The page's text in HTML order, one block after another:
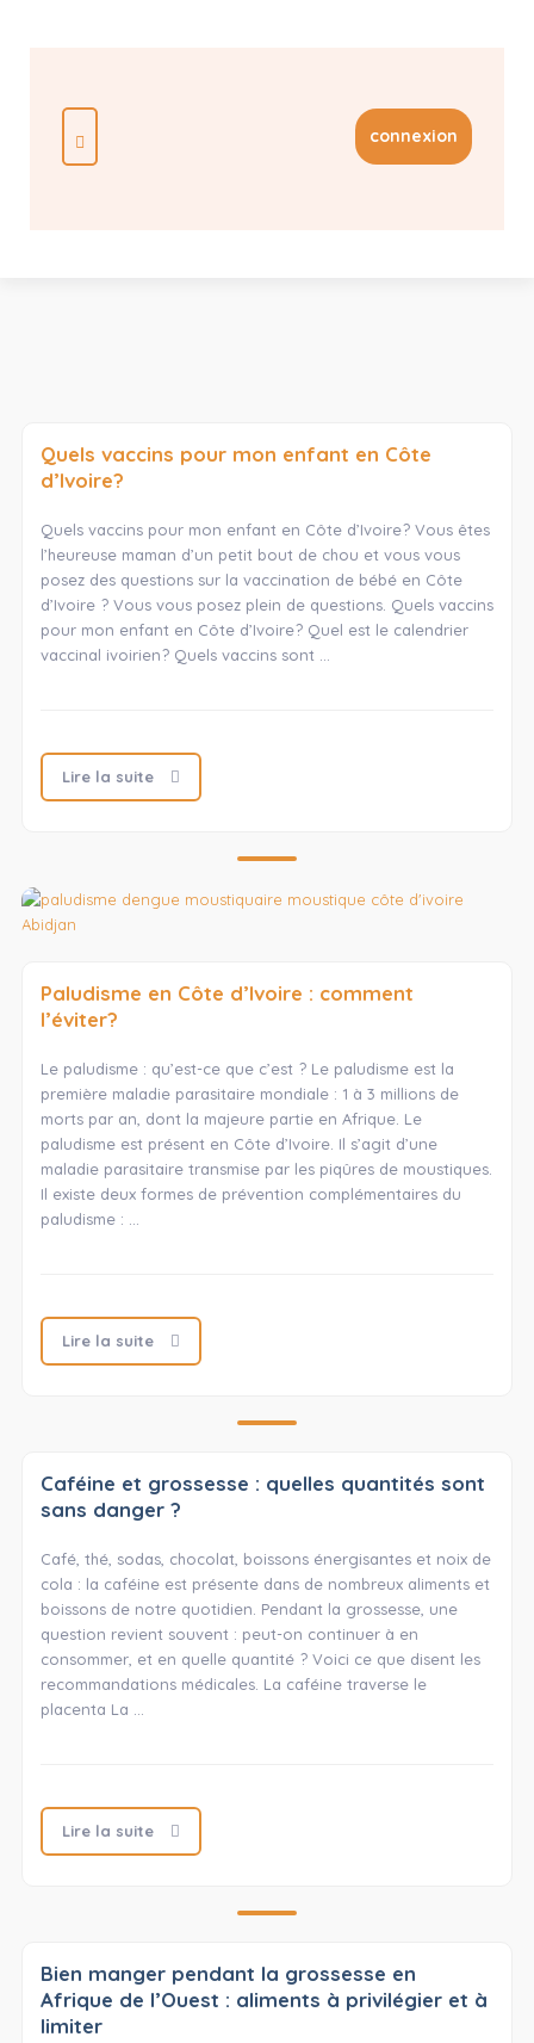
connexion
Quels vaccins pour mon enfant en Côte
d’Ivoire?
Quels vaccins pour mon enfant en Côte d’Ivoire? Vous êtes
l’heureuse maman d’un petit bout de chou et vous vous
posez des questions sur la vaccination de bébé en Côte
d’Ivoire ? Vous vous posez plein de questions. Quels vaccins
pour mon enfant en Côte d’Ivoire? Quel est le calendrier
vaccinal ivoirien? Quels vaccins sont …
Lire la suite
Paludisme en Côte d’Ivoire : comment
l’éviter?
Le paludisme : qu’est-ce que c’est ? Le paludisme est la
première maladie parasitaire mondiale : 1 à 3 millions de
morts par an, dont la majeure partie en Afrique. Le
paludisme est présent en Côte d’Ivoire. Il s’agit d’une
maladie parasitaire transmise par les piqûres de moustiques.
Il existe deux formes de prévention complémentaires du
paludisme : …
Lire la suite
Caféine et grossesse : quelles quantités sont
sans danger ?
Café, thé, sodas, chocolat, boissons énergisantes et noix de
cola : la caféine est présente dans de nombreux aliments et
boissons de notre quotidien. Pendant la grossesse, une
question revient souvent : peut-on continuer à en
consommer, et en quelle quantité ? Voici ce que disent les
recommandations médicales. La caféine traverse le
placenta La …
Lire la suite
Bien manger pendant la grossesse en
Afrique de l’Ouest : aliments à privilégier et à
limiter